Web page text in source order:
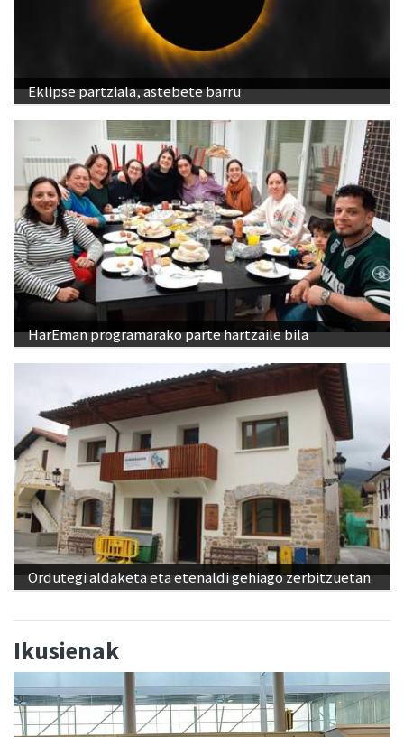
Eklipse partziala, astebete barru
HarEman programarako parte hartzaile bila
Ordutegi aldaketa eta etenaldi gehiago zerbitzuetan
Ikusienak